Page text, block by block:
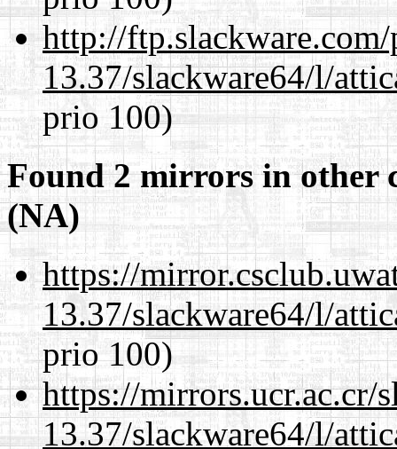
http://
13.37/slackware64/l/
prio 100)
Found 2 mirrors in other
(NA)
https://
13.37/slackware64/l/
prio 100)
https://mirrors.ucr.ac.cr/
13.37/slackware64/l/